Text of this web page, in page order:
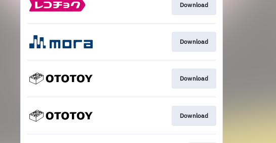
Download
Download
Download
Download